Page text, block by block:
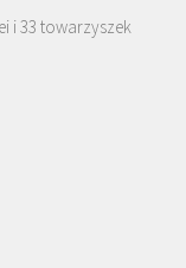
i 33 towarzyszek